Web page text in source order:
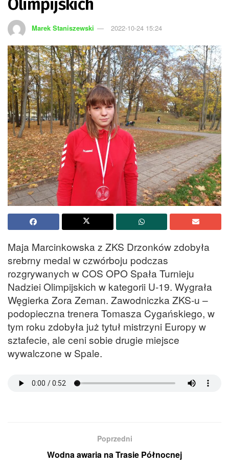
Olimpijskich
Marek Staniszewski 2022-10-24 15:24
Maja Marcinkowska z ZKS Drzonków zdobyła
srebrny medal w czwórboju podczas
rozgrywanych w COS OPO Spała Turnieju
Nadziei Olimpijskich w kategorii U-19. Wygrała
Węgierka Zora Zeman. Zawodniczka ZKS-u –
podopieczna trenera Tomasza Cygańskiego, w
tym roku zdobyła już tytuł mistrzyni Europy w
sztafecie, ale ceni sobie drugie miejsce
wywalczone w Spale.
Poprzedni
Wodna awaria na Trasie Północnej